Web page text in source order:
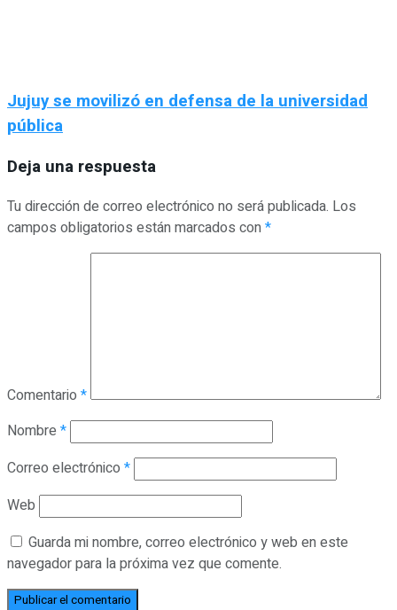
Jujuy se movilizó en defensa de la universidad
pública
Deja una respuesta
Tu dirección de correo electrónico no será publicada. Los
campos obligatorios están marcados con*
Comentario *
Nombre *
Correo electrónico *
Web
Guarda mi nombre, correo electrónico y web en este
navegador para la próxima vez que comente.